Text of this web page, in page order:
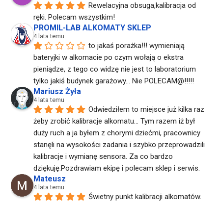
Rewelacyjna obsuga,kalibracja od
ręki. Polecam wszystkim!
PROMIL-LAB ALKOMATY SKLEP
4 lata temu
to jakaś porażka!!! wymieniają
bateryjki w alkomacie po czym wołają o ekstra
pieniądze, z tego co widzę nie jest to laboratorium
tylko jakiś budynek garażowy... Nie POLECAM@!!!!!
Mariusz Żyła
4 lata temu
Odwiedziłem to miejsce już kilka raz
żeby zrobić kalibracje alkomatu... Tym razem iż był
duży ruch a ja byłem z chorymi dziećmi, pracownicy
stanęli na wysokości zadania i szybko przeprowadzili
kalibracje i wymianę sensora. Za co bardzo
dziękuję.Pozdrawiam ekipę i polecam sklep i serwis.
Mateusz
4 lata temu
Świetny punkt kalibracji alkomatów.